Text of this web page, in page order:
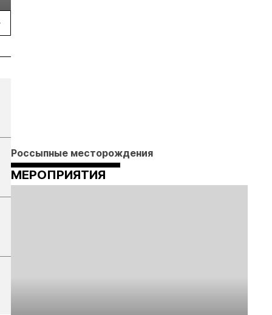
Россыпные месторождения
МЕРОПРИЯТИЯ